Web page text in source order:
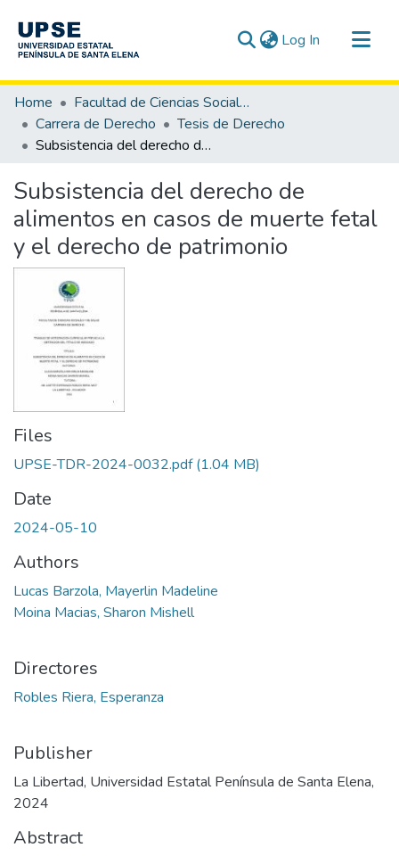
Log In (current)
Communities & Collections
All of DSpace
Statistics
Home
Facultad de Ciencias Sociales y de la Salud
Carrera de Derecho
Tesis de Derecho
Subsistencia del derecho de alimentos en casos de muerte fetal y el derecho de patrimonio
Subsistencia del derecho de
alimentos en casos de muerte fetal
y el derecho de patrimonio
Files
UPSE-TDR-2024-0032.pdf(1.04 MB)
Date
2024-05-10
Authors
Lucas Barzola, Mayerlin Madeline
Moina Macias, Sharon Mishell
Directores
Robles Riera, Esperanza
Publisher
La Libertad, Universidad Estatal Península de Santa Elena,
2024
Abstract